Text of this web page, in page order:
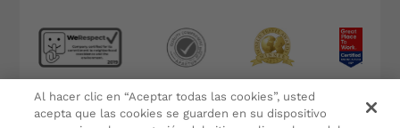
Termes et conditions
Politique de confidentialité
Al hacer clic en “Aceptar todas las cookies”, usted
acepta que las cookies se guarden en su dispositivo